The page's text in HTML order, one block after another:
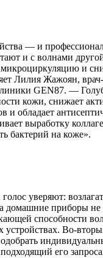
— и
и с волнами
и
Лилия Жажоян, врач-
GEN87. —
кожи, снижает
и обладает
выработку
бактерий на коже».
уверяют:
домашние приборы не
способности
устройствах. Во-
его